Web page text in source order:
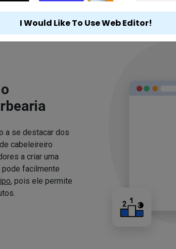
a se destacar dos
cabeleireiro
a criar uma
pode facilmente
, pois ele permite
I Would Like To Use Web Editor!